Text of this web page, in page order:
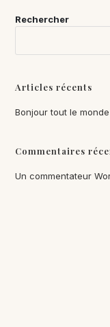
Rechercher
Articles récents
Bonjour tout le monde
Commentaires
Un commentateur